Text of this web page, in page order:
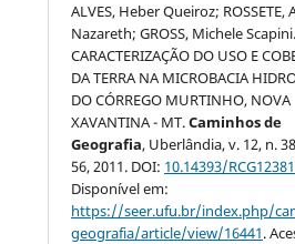
ALVES, Heber Queiroz; ROSSETE,
Nazareth; GROSS, Michele Scapini.
CARACTERIZAÇÃO DO USO E
DA TERRA NA MICROBACIA
DO CÓRREGO MURTINHO, NOVA
XAVANTINA - MT.Caminhos de
Geografia, Uberlândia, v. 12, n.
56, 2011. DOI: 10.14393/
Disponível em:
https://seer.ufu.br/index.php/
geografia/article/view/16441.